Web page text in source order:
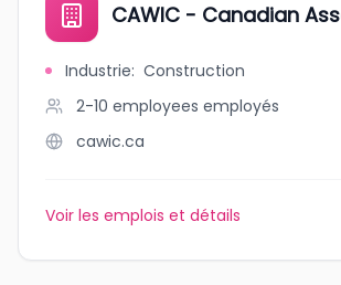
CAWIC - Canadian
Industrie: Construction
2-10 employees employés
cawic.ca
Voir les emplois et détails